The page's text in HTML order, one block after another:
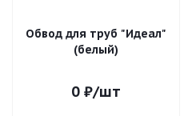
Обвод для труб "Идеал"
(белый)
0 ₽/шт